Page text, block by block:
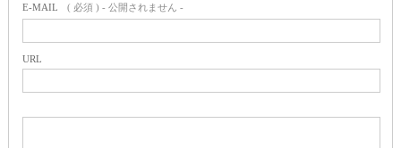
E-MAIL ( 必須 ) - 公開されません -
URL